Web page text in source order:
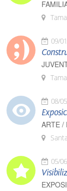
09/
08/
ARTE /
05/